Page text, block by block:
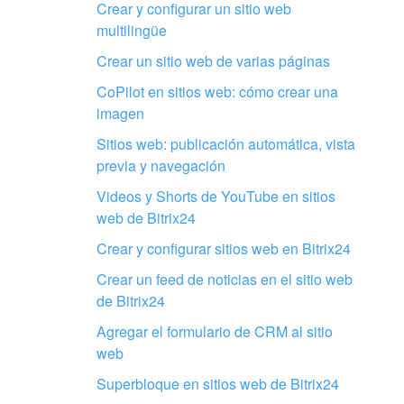
La explicación es
Configura tu Bitrix24 con
locales
ENCONTRAR UN SOCIO DE BITRIX24 CERCA DE MI
Crear y configurar un sitio web
multilingüe
Crear un sitio web de varias páginas
CoPilot en sitios web: cómo crear una
imagen
Sitios web: publicación automática, vista
previa y navegación
Videos y Shorts de YouTube en sitios
web de Bitrix24
Crear y configurar sitios web en Bitrix24
Crear un feed de noticias en el sitio web
de Bitrix24
Agregar el formulario de CRM al sitio
web
Superbloque en sitios web de Bitrix24